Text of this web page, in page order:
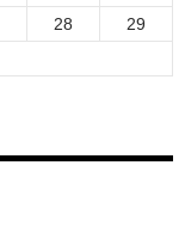
28
29